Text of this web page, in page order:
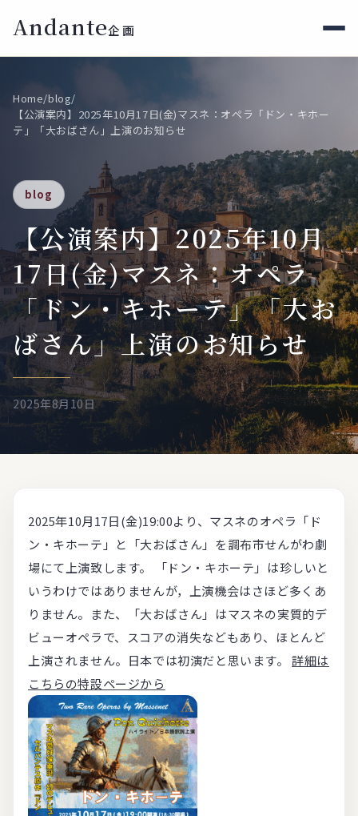
Andante企画
公演のご案内
問い合わせ
ドン・キホーテ×大おばさん
出演者オーディション
Home/blog/
【公演案内】2025年10月17日(金)マスネ：オペラ「ドン・キホー
テ」「大おばさん」上演のお知らせ
blog
【公演案内】2025年10月
17日(金)マスネ：オペラ
「ドン・キホーテ」「大お
ばさん」上演のお知らせ
2025年8月10日
2025年10月17日(金)19:00より、マスネのオペラ「ド
ン・キホーテ」と「大おばさん」を調布市せんがわ劇
場にて上演致します。 「ドン・キホーテ」は珍しいと
いうわけではありませんが，上演機会はさほど多くあ
りません。また、「大おばさん」はマスネの実質的デ
ビューオペラで、スコアの消失などもあり、ほとんど
上演されません。日本では初演だと思います。詳細は
こちらの特設ページから